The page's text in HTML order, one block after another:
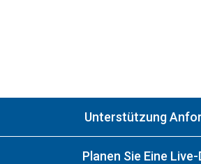
Unterstützung
Planen Sie Eine